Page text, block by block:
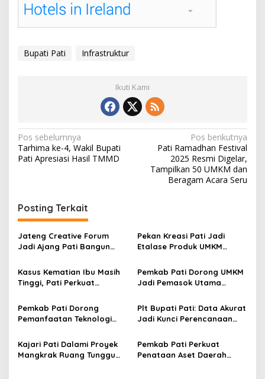
Bupati Pati Infrastruktur
Ikuti Kami
N
a
g
a
s
p
o
s
Pos sebelumnya
Tarhima ke-4, Wakil Bupati
Pati Apresiasi Hasil TMMD
Pos berikutnya
Pati Ramadhan Festival
2025 Resmi Digelar,
Tampilkan 50 UMKM dan
Beragam Acara Seru
Posting Terkait
Jateng Creative Forum
Jadi Ajang Pati Bangun
Pekan Kreasi Pati Jadi
Etalase Produk UMKM
Kasus Kematian Ibu Masih
Tinggi, Pati Perkuat
Risiko Tinggi
Pemkab Pati Dorong UMKM
Jadi Pemasok Utama
Gratis
Pemkab Pati Dorong
Pemanfaatan Teknologi
Produktivitas Petani
Plt Bupati Pati: Data Akurat
Jadi Kunci Perencanaan
Kajari Pati Dalami Proyek
Mangkrak Ruang Tunggu
Pemkab Pati Perkuat
Penataan Aset Daerah